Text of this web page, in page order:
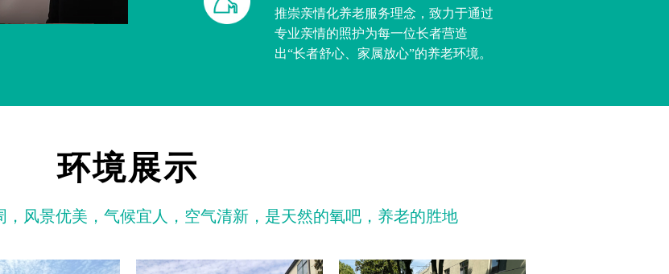
推崇亲情化养老服务理念，致力于通过
专业亲情的照护为每一位长者营造
出“长者舒心、家属放心”的养老环境。
环境展示
风景优美，气候宜人，空气清新，是天然的氧吧，养老的胜地